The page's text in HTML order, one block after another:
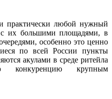
практически любой нужный
их большими площадями, в
особенно это ценно
по всей России пункты
акулами в среде ритейла
конкуренцию крупным